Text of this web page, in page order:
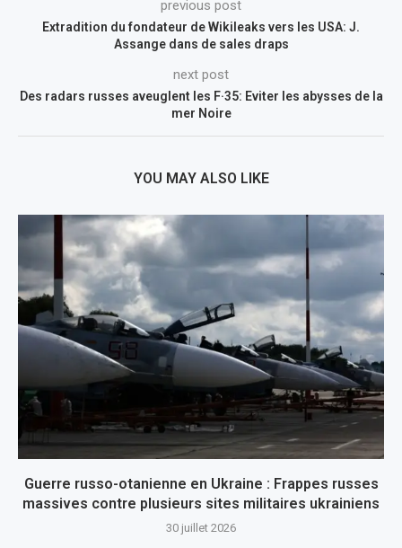
previous post
Extradition du fondateur de Wikileaks vers les USA: J.
Assange dans de sales draps
next post
Des radars russes aveuglent les F·35: Eviter les abysses de la
mer Noire
YOU MAY ALSO LIKE
Guerre russo-otanienne en Ukraine : Frappes russes
massives contre plusieurs sites militaires ukrainiens
30 juillet 2026